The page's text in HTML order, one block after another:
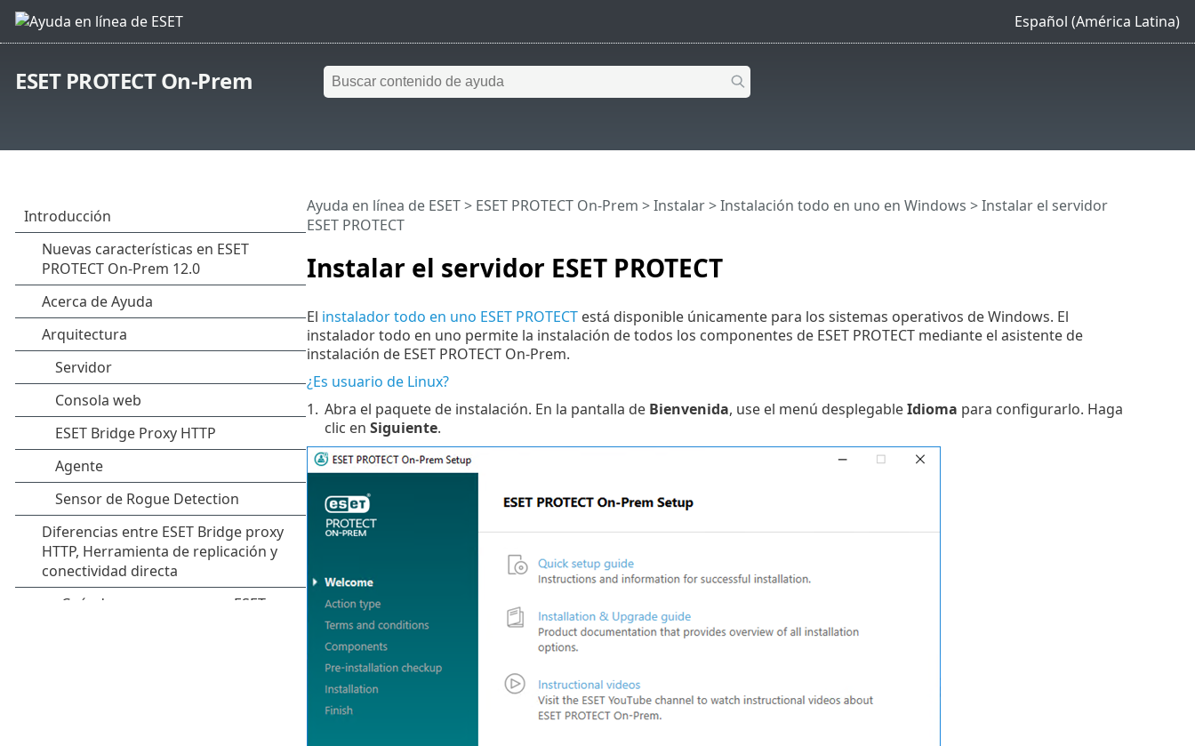
Español (América Latina)
ESET PROTECT On-Prem
Instalar el servidor ESET PROTECT
Ayuda en línea de ESET> ESET PROTECT On-Prem >Instalar>Instalación todo en uno en Windows > Instalar el servidor
ESET PROTECT
El instalador todo en uno ESET PROTECTestá disponible únicamente para los sistemas operativos de Windows. El
instalador todo en uno permite la instalación de todos los componentes de ESET PROTECT mediante el asistente de
instalación de ESET PROTECT On-Prem.
¿Es usuario de Linux?
1. Abra el paquete de instalación. En la pantalla de Bienvenida, use el menú desplegableIdioma para configurarlo. Haga
clic en Siguiente.